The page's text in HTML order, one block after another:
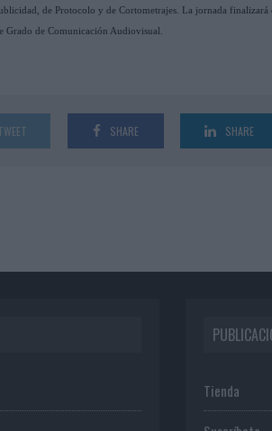
de Protocolo y de Cortometrajes. La jornada finalizará
Grado de Comunicación Audiovisual.
SHARE SHARE
Tienda